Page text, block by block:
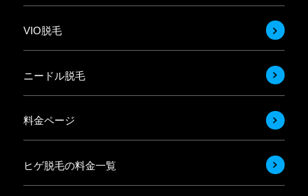
VIO脱毛
ニードル脱毛
料金ページ
ヒゲ脱毛の料金一覧